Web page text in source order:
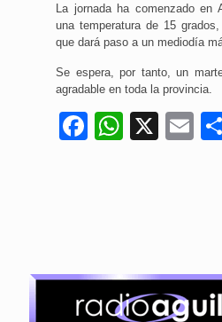
La jornada ha comenzado en
una temperatura de 15
que dará paso a un mediodía
Se espera, por tanto, un
agradable en toda la provincia.
Facebook
X